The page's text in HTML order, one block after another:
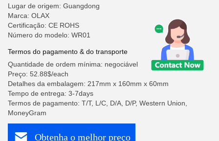
Lugar de origem: Guangdong
Marca: OLAX
Certificação: CE ROHS
Número do modelo: WR01
Termos do pagamento & do transporte
Quantidade de ordem mínima: negociável
Preço: 52.88$/each
Detalhes da embalagem: 217mm x 160mm x 60mm
Tempo de entrega: 3-7days
Termos de pagamento: T/T, L/C, D/A, D/P, Western Union,
MoneyGram
Obtenha o melhor preço